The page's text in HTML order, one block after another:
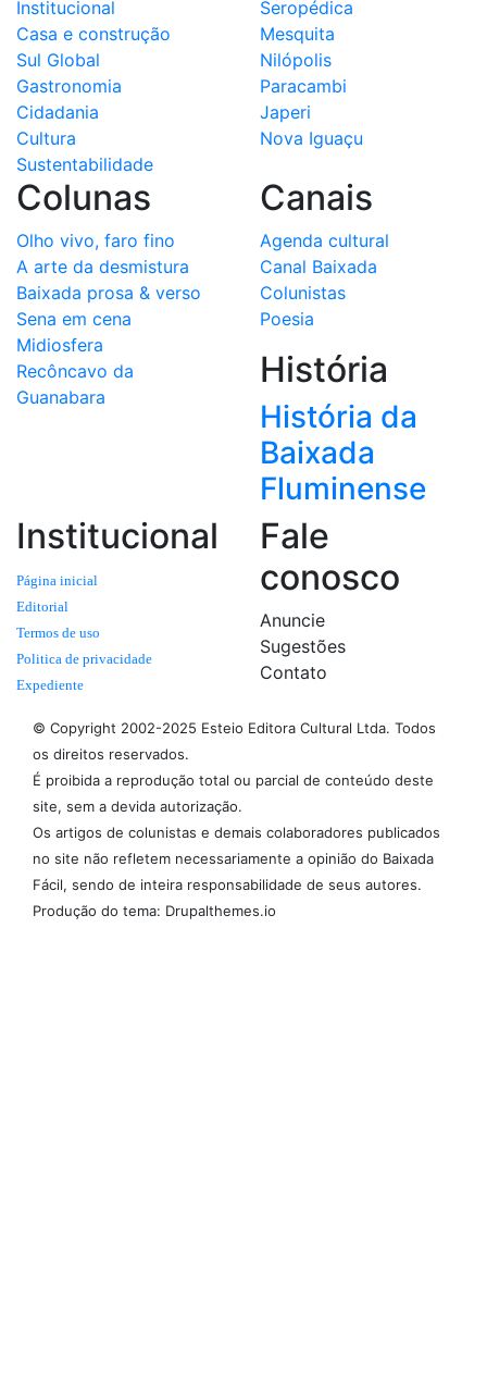
Institucional
Casa e construção
Sul Global
Gastronomia
Cidadania
Cultura
Sustentabilidade
Seropédica
Mesquita
Nilópolis
Paracambi
Japeri
Nova Iguaçu
Colunas
Olho vivo, faro fino
A arte da desmistura
Baixada prosa & verso
Sena em cena
Midiosfera
Recôncavo da
Guanabara
Canais
Agenda cultural
Canal Baixada
Colunistas
Poesia
História
História da
Baixada
Fluminense
Institucional
Página inicial
Editorial
Termos de uso
Politica de privacidade
Expediente
Fale
conosco
Anuncie
Sugestões
Contato
© Copyright 2002-2025 Esteio Editora Cultural Ltda. Todos
os direitos reservados.
É proibida a reprodução total ou parcial de conteúdo deste
site, sem a devida autorização.
Os artigos de colunistas e demais colaboradores publicados
no site não refletem necessariamente a opinião do Baixada
Fácil, sendo de inteira responsabilidade de seus autores.
Produção do tema: Drupalthemes.io